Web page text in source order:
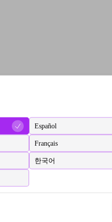
Español
Français
한국어